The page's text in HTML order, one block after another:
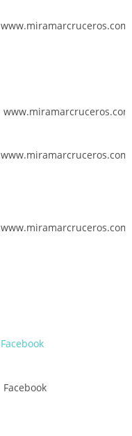
www.miramarcruceros.com
www.miramarcruceros.com
www.miramarcruceros.com
Facebook
Facebook